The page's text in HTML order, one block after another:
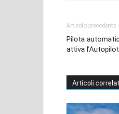
Articolo precedente
Pilota
attiva l’Autopilot
Articoli